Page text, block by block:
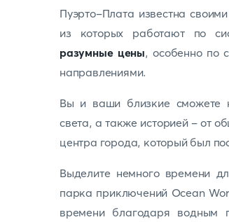
Пуэрто-Плата известна
из которых работают по
разумные цены, особенно по
направлениями.
Вы и ваши близкие сможете
света, а также историей - от
центра города, который был
Выделите немного времени
парка приключений Ocean
времени благодаря водным